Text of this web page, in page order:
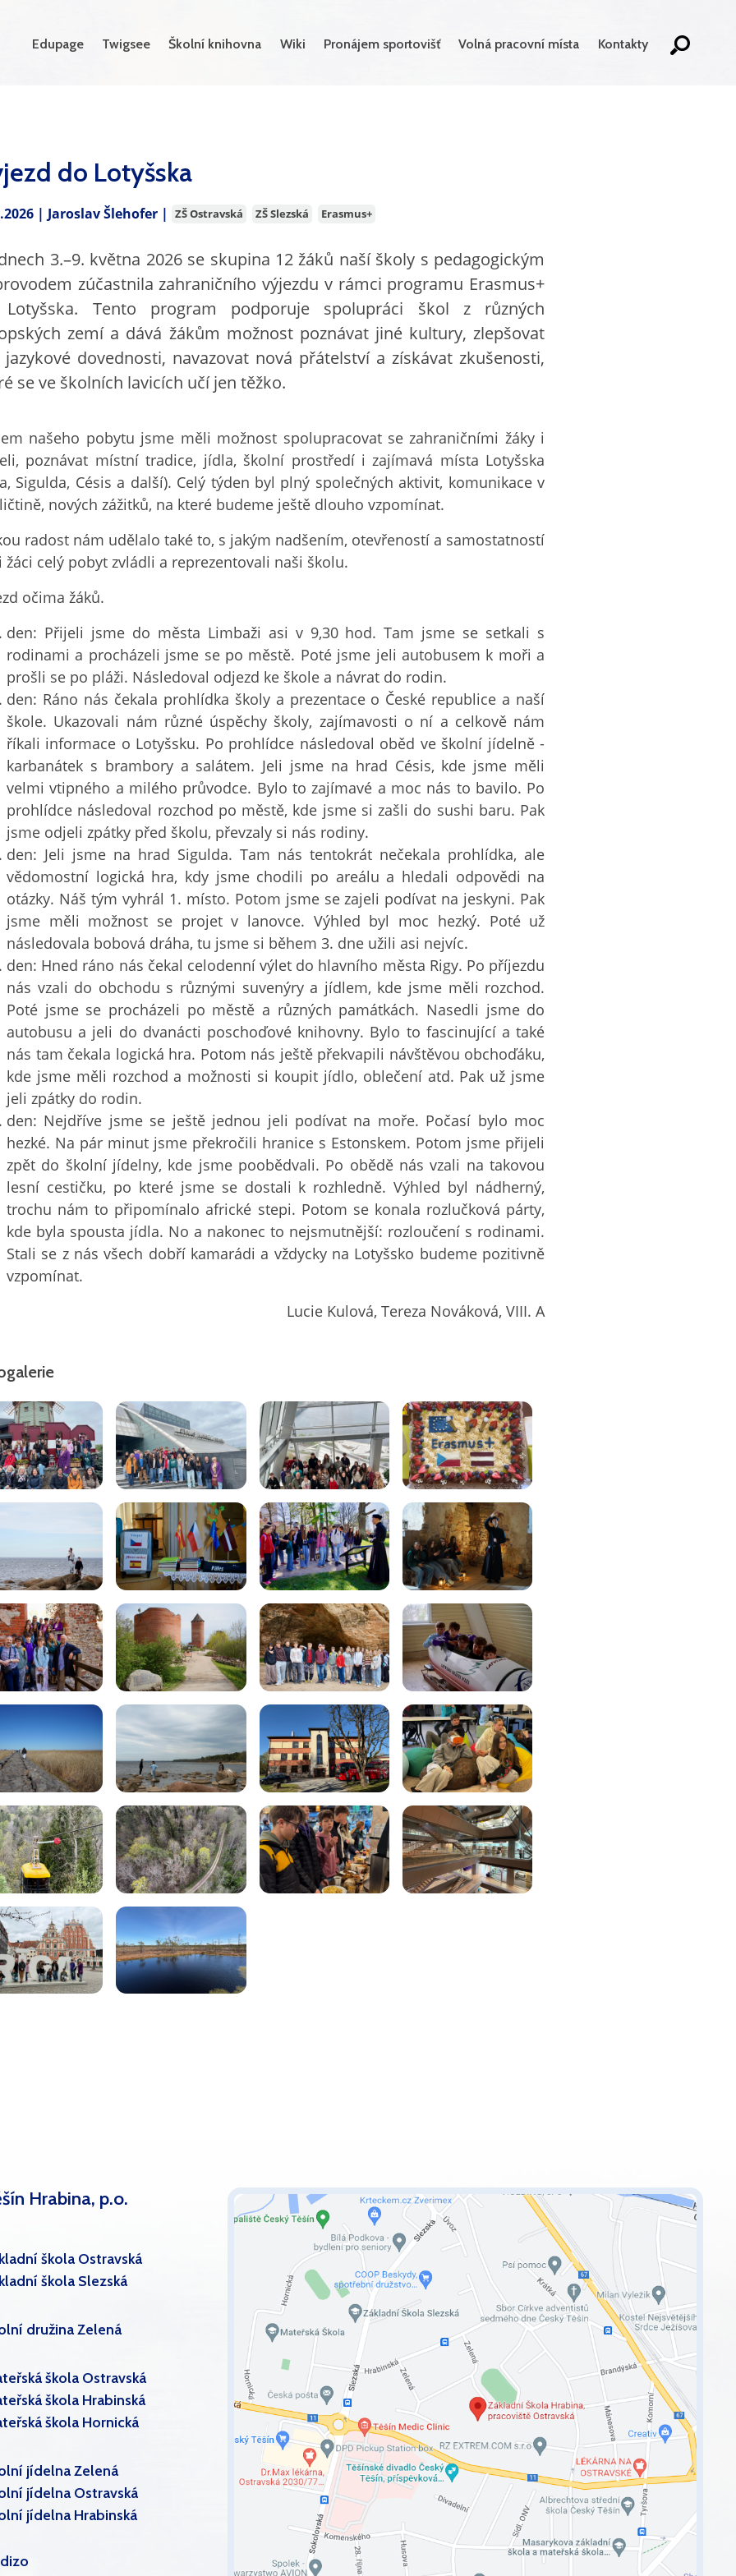
Edupage Twigsee Školní knihovna Wiki Pronájem sportovišť Volná pracovní místa Kontakty
do Lotyšska
| Jaroslav Šlehofer | ZŠ Ostravská ZŠ Slezská Erasmus+
3.–9. května 2026 se skupina 12 žáků naší školy s pedagogickým
zúčastnila zahraničního výjezdu v rámci programu Erasmus+
Tento program podporuje spolupráci škol z různých
zemí a dává žákům možnost poznávat jiné kultury, zlepšovat
jazykové dovednosti, navazovat nová přátelství a získávat zkušenosti,
se ve školních lavicích učí jen těžko.
našeho pobytu jsme měli možnost spolupracovat se zahraničními žáky i
poznávat místní tradice, jídla, školní prostředí i zajímavá místa Lotyšska
Sigulda, Césis a další). Celý týden byl plný společných aktivit, komunikace v
nových zážitků, na které budeme ještě dlouho vzpomínat.
radost nám udělalo také to, s jakým nadšením, otevřeností a samostatností
žáci celý pobyt zvládli a reprezentovali naši školu.
očima žáků.
den: Přijeli jsme do města Limbaži asi v 9,30 hod. Tam jsme se setkali s
rodinami a procházeli jsme se po městě. Poté jsme jeli autobusem k moři a
prošli se po pláži. Následoval odjezd ke škole a návrat do rodin.
den: Ráno nás čekala prohlídka školy a prezentace o České republice a naší
škole. Ukazovali nám různé úspěchy školy, zajímavosti o ní a celkově nám
říkali informace o Lotyšsku. Po prohlídce následoval oběd ve školní jídelně -
karbanátek s brambory a salátem. Jeli jsme na hrad Césis, kde jsme měli
velmi vtipného a milého průvodce. Bylo to zajímavé a moc nás to bavilo. Po
prohlídce následoval rozchod po městě, kde jsme si zašli do sushi baru. Pak
jsme odjeli zpátky před školu, převzaly si nás rodiny.
den: Jeli jsme na hrad Sigulda. Tam nás tentokrát nečekala prohlídka, ale
vědomostní logická hra, kdy jsme chodili po areálu a hledali odpovědi na
otázky. Náš tým vyhrál 1. místo. Potom jsme se zajeli podívat na jeskyni. Pak
jsme měli možnost se projet v lanovce. Výhled byl moc hezký. Poté už
následovala bobová dráha, tu jsme si během 3. dne užili asi nejvíc.
den: Hned ráno nás čekal celodenní výlet do hlavního města Rigy. Po příjezdu
nás vzali do obchodu s různými suvenýry a jídlem, kde jsme měli rozchod.
Poté jsme se procházeli po městě a různých památkách. Nasedli jsme do
autobusu a jeli do dvanácti poschoďové knihovny. Bylo to fascinující a také
nás tam čekala logická hra. Potom nás ještě překvapili návštěvou obchoďáku,
kde jsme měli rozchod a možnosti si koupit jídlo, oblečení atd. Pak už jsme
jeli zpátky do rodin.
den: Nejdříve jsme se ještě jednou jeli podívat na moře. Počasí bylo moc
hezké. Na pár minut jsme překročili hranice s Estonskem. Potom jsme přijeli
zpět do školní jídelny, kde jsme poobědvali. Po obědě nás vzali na takovou
lesní cestičku, po které jsme se dostali k rozhledně. Výhled byl nádherný,
trochu nám to připomínalo africké stepi. Potom se konala rozlučková párty,
kde byla spousta jídla. No a nakonec to nejsmutnější: rozloučení s rodinami.
Stali se z nás všech dobří kamarádi a vždycky na Lotyšsko budeme pozitivně
vzpomínat.
Lucie Kulová, Tereza Nováková, VIII. A
Hrabina, p.o.
škola Ostravská
škola Slezská
družina Zelená
škola Ostravská
škola Hrabinská
škola Hornická
jídelna Zelená
jídelna Ostravská
jídelna Hrabinská